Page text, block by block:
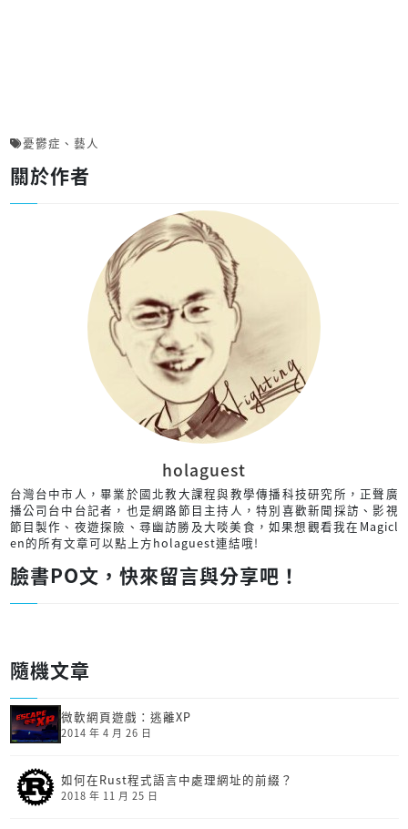
憂鬱症 、 藝人
關於作者
holaguest
台灣台中市人，畢業於國北教大課程與教學傳播科技研究所，正聲廣
播公司台中台記者，也是網路節目主持人，特別喜歡新聞採訪、影視
節目製作、夜遊探險、尋幽訪勝及大啖美食，如果想觀看我在Magicl
en的所有文章可以點上方holaguest連結哦!
臉書PO文，快來留言與分享吧！
隨機文章
微軟網頁遊戲：逃離XP
2014 年 4 月 26 日
如何在Rust程式語言中處理網址的前綴？
2018 年 11 月 25 日